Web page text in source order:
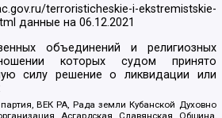
terroristicheskie-i-ekstremistskie-
данные на06.12.2021
объединений и религиозных
которых судом принято
силу решение о ликвидации или
ВЕК РА, Рада земли Кубанской Духовно